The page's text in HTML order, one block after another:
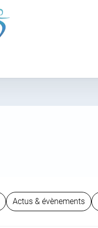
Actus & évènements